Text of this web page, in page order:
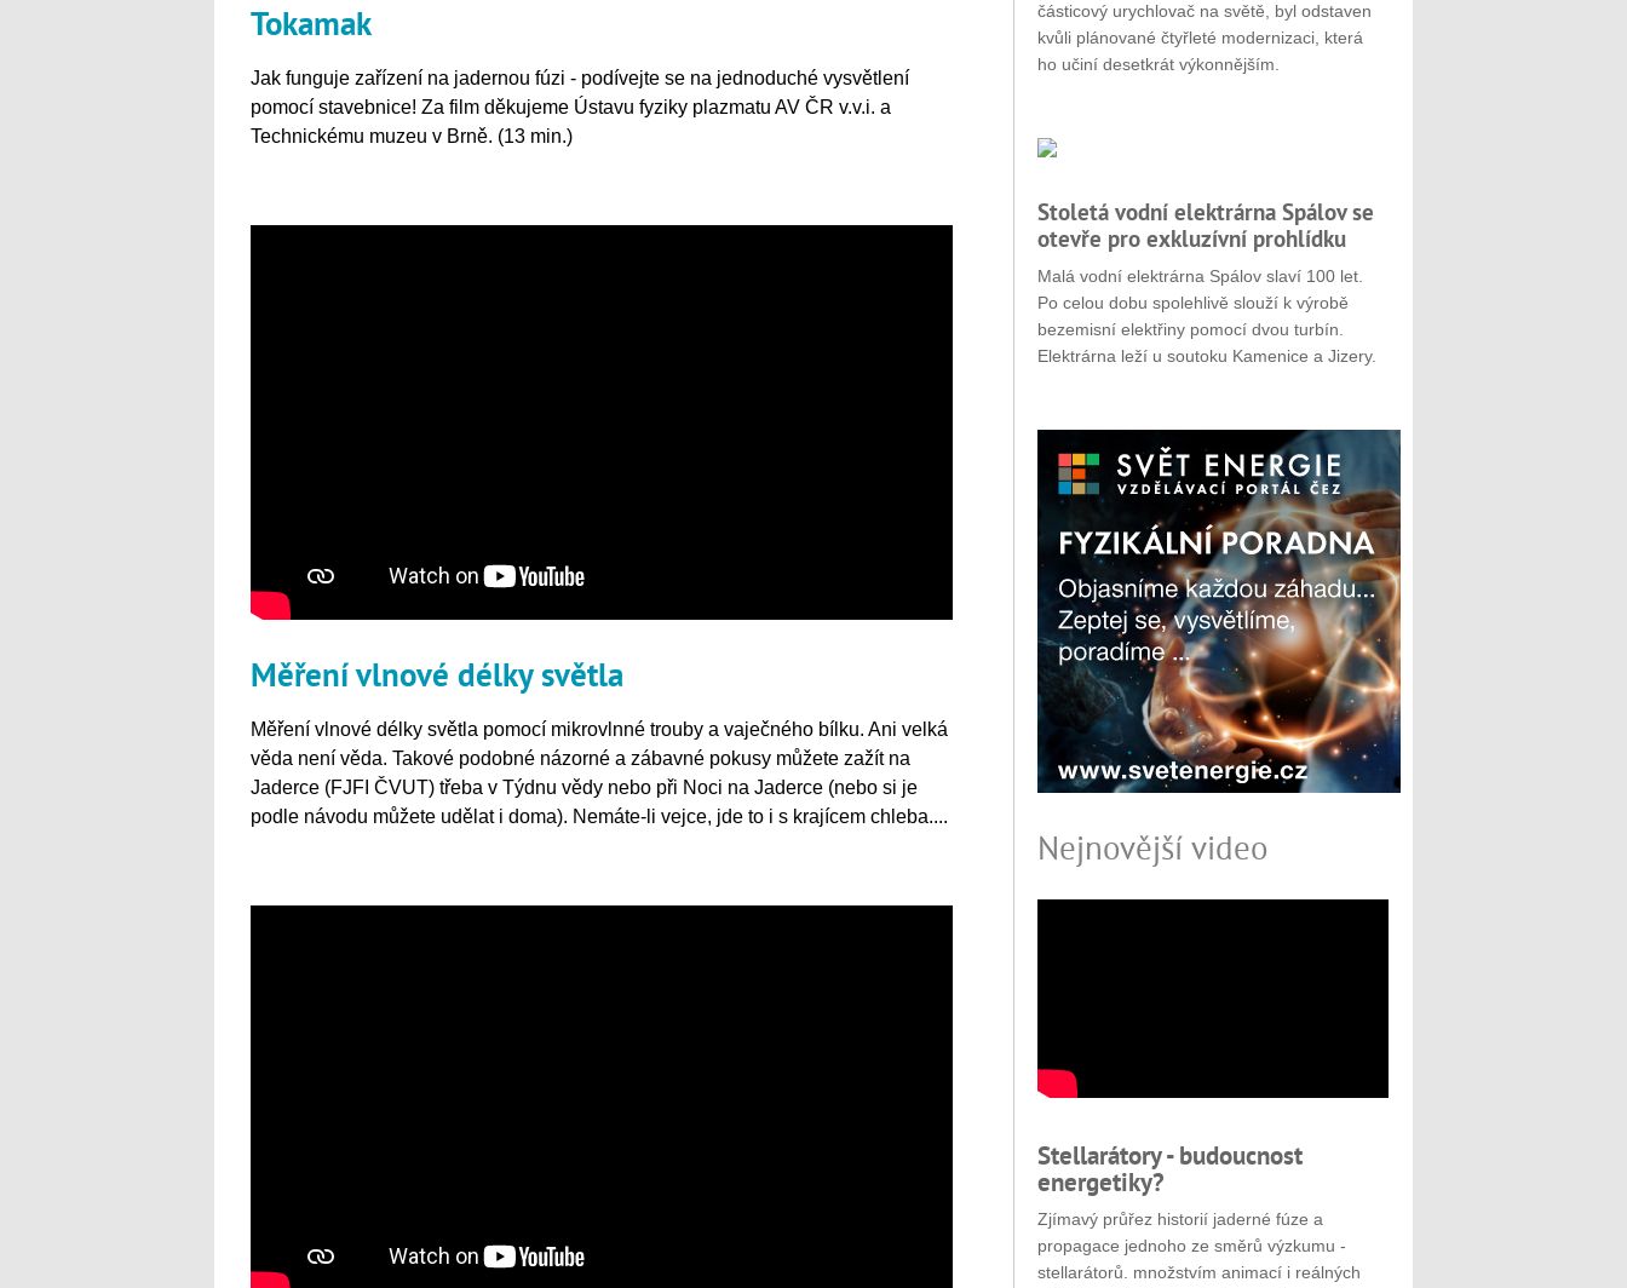
Tokamak
Jak funguje zařízení na jadernou fúzi - podívejte se na jednoduché vysvětlení
pomocí stavebnice! Za film děkujeme Ústavu fyziky plazmatu AV ČR v.v.i. a
Technickému muzeu v Brně. (13 min.)
Měření vlnové délky světla
Měření vlnové délky světla pomocí mikrovlnné trouby a vaječného bílku. Ani velká
věda není věda. Takové podobné názorné a zábavné pokusy můžete zažít na
Jaderce (FJFI ČVUT) třeba v Týdnu vědy nebo při Noci na Jaderce (nebo si je
podle návodu můžete udělat i doma). Nemáte-li vejce, jde to i s krajícem chleba....
částicový urychlovač na světě, byl odstaven
kvůli plánované čtyřleté modernizaci, která
ho učiní desetkrát výkonnějším.
Stoletá vodní elektrárna Spálov se
otevře pro exkluzívní prohlídku
Malá vodní elektrárna Spálov slaví 100 let.
Po celou dobu spolehlivě slouží k výrobě
bezemisní elektřiny pomocí dvou turbín.
Elektrárna leží u soutoku Kamenice a Jizery.
Nejnovější video
Stellarátory - budoucnost
energetiky?
Zjímavý průřez historií jaderné fúze a
propagace jednoho ze směrů výzkumu -
stellarátorů. množstvím animací i reálných